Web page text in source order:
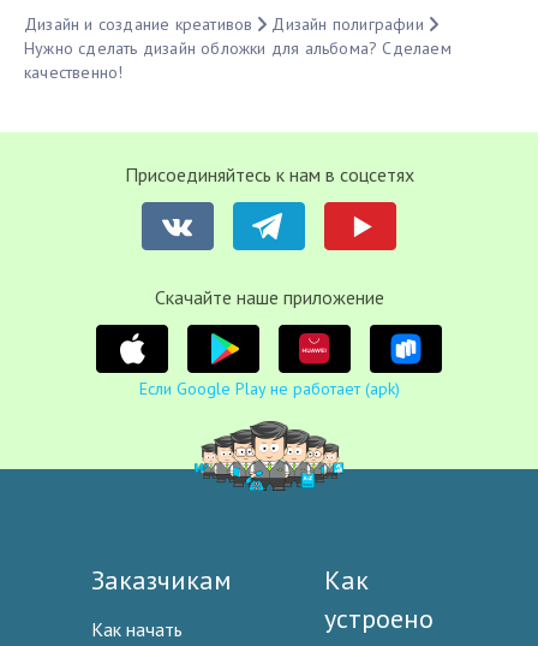
Дизайн и создание креативов
Дизайн полиграфии
Нужно сделать дизайн обложки для альбома? Сделаем
качественно!
Присоединяйтесь к нам в соцсетях
Cкачайте наше приложение
Если Google Play не работает (apk)
Заказчикам
Как начать
Как
устроено